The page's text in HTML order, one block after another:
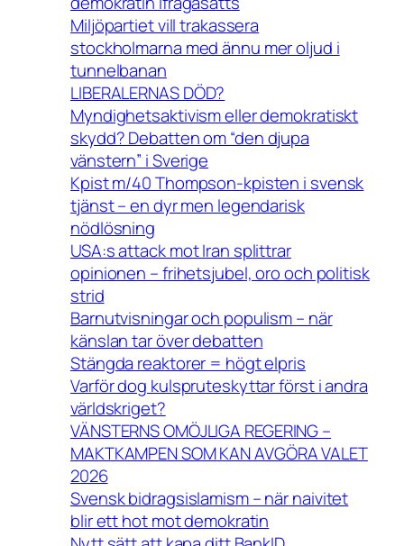
Miljöpartiet vill trakassera
stockholmarna med ännu mer oljud i
tunnelbanan
LIBERALERNAS DÖD?
Myndighetsaktivism eller demokratiskt
skydd? Debatten om “den djupa
vänstern” i Sverige
Kpist m/40 Thompson-kpisten i svensk
tjänst – en dyr men legendarisk
nödlösning
USA:s attack mot Iran splittrar
opinionen – frihetsjubel, oro och politisk
strid
Barnutvisningar och populism – när
känslan tar över debatten
Stängda reaktorer = högt elpris
Varför dog kulspruteskyttar först i andra
världskriget?
VÄNSTERNS OMÖJLIGA REGERING –
MAKTKAMPEN SOM KAN AVGÖRA VALET
2026
Svensk bidragsislamism – när naivitet
blir ett hot mot demokratin